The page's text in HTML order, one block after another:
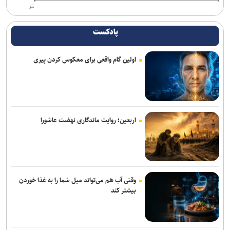
آتاری ۲۶۰۰ چطور بازی‌های ویدیویی را به پدیده‌ای جهانی تبدیل کرد
حضور کودکان در شبکه‌های اجتماعی باعث افت عملکرد تحصیلی در آینده
خواهد شد
تیم‌های کوچک بازی‌ساز ایرانی با فناوری‌های جدید می‌توانند ایده‌های
بزرگ‌تری خلق کنند
با مصرف زیاد پروتئین، بدن‌ خود را سریع‌تر پیر می‌کنید
کارگاه تخصصی دارایی‌های فکری در صنعت داروسازی گیاهی برگزار
می‌شود
اومودا ۴، شاسی‌بلندی با دستیار هوش مصنوعی که فرمان همه‌چیز را به
دست می‌گیرد
فراخوان مشارکت برای ایجاد اولین آزمایشگاه اتصال کوتاه کشور منتشر شد
تر
پادکست
اولین گام واقعی برای معکوس کردن پیری
اربعین؛ روایت ماندگاری نهضت عاشورا
وقتی آب هم می‌تواند میل شما را به غذا خوردن
بیشتر کند